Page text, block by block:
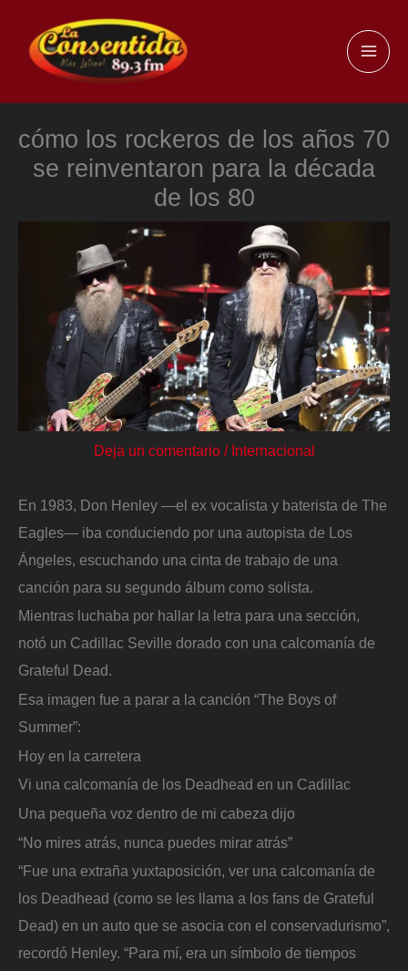
contenido
cómo los rockeros de los años 70
se reinventaron para la década
de los 80
Deja un comentario / Internacional
En 1983, Don Henley —el ex vocalista y baterista de The
Eagles— iba conduciendo por una autopista de Los
Ángeles, escuchando una cinta de trabajo de una
canción para su segundo álbum como solista.
Mientras luchaba por hallar la letra para una sección,
notó un Cadillac Seville dorado con una calcomanía de
Grateful Dead.
Esa imagen fue a parar a la canción “The Boys of
Summer”:
Hoy en la carretera
Vi una calcomanía de los Deadhead en un Cadillac
Una pequeña voz dentro de mi cabeza dijo
“No mires atrás, nunca puedes mirar atrás”
“Fue una extraña yuxtaposición, ver una calcomanía de
los Deadhead (como se les llama a los fans de Grateful
Dead) en un auto que se asocia con el conservadurismo”,
recordó Henley. “Para mí, era un símbolo de tiempos